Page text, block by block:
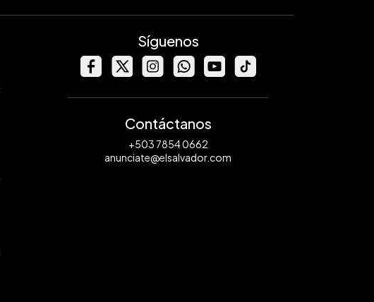
Síguenos
Contáctanos
+503 7854 0662
anunciate@elsalvador.com